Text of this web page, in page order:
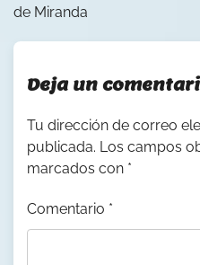
de Miranda
Deja un
Tu dirección de correo
publicada. Los campos
marcados con *
Comentario *